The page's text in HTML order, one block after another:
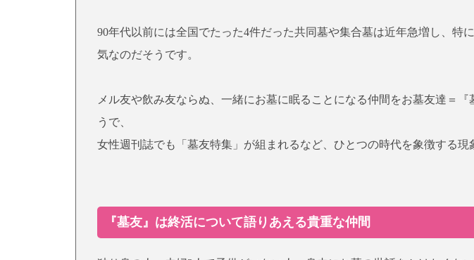
90年代以前には全国でたった4件だった共同墓や集合墓は近年急増し、特
気なのだそうです。
メル友や飲み友ならぬ、一緒にお墓に眠ることになる仲間をお墓友達＝
うで、
女性週刊誌でも「墓友特集」が組まれるなど、ひとつの時代を象徴する現
『墓友』は終活について語りあえる貴重な仲間